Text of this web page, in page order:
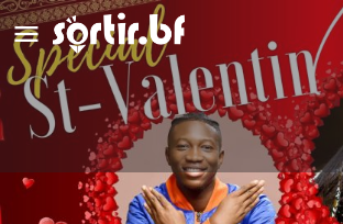
Soirée spéciale St